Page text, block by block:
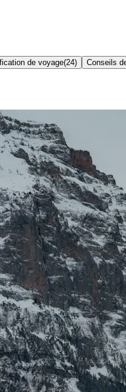
de voyage(24) Conseils